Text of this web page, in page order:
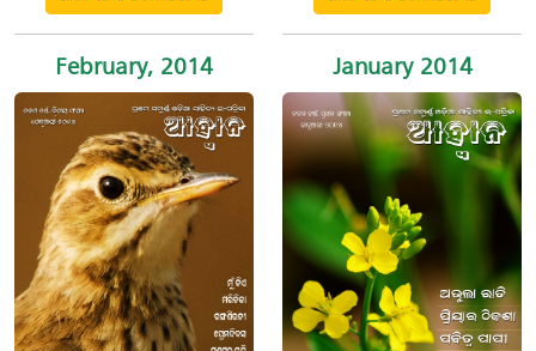
February, 2014 January 2014